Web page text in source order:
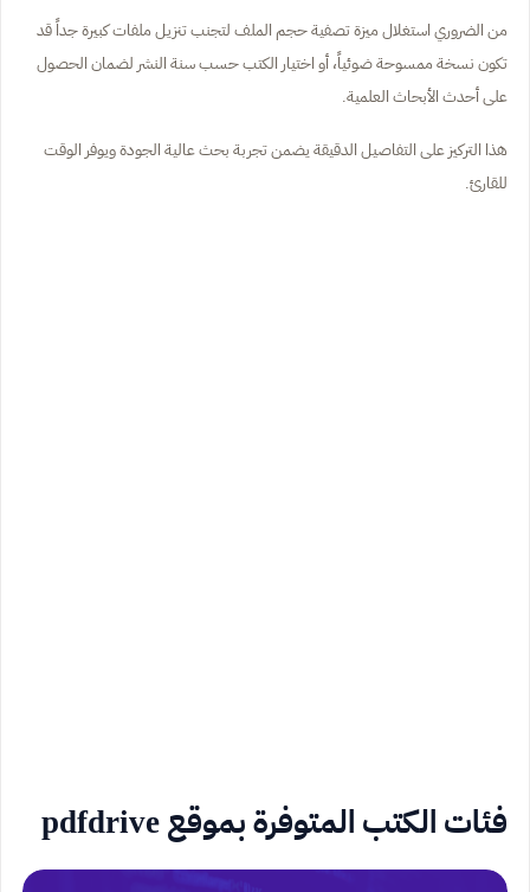
من الضروري استغلال ميزة تصفية حجم الملف لتجنب تنزيل ملفات كبيرة جداً قد
تكون نسخة ممسوحة ضوئياً، أو اختيار الكتب حسب سنة النشر لضمان الحصول
على أحدث الأبحاث العلمية.
هذا التركيز على التفاصيل الدقيقة يضمن تجربة بحث عالية الجودة ويوفر الوقت
للقارئ.
فئات الكتب المتوفرة بموقع pdfdrive